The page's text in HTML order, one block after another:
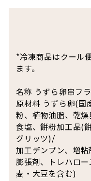
*冷凍商品はクール
ます。
名称 うずら卵串フ
原材料 うずら卵(国
粉、植物油脂、乾燥
食塩、餅粉加工品(
グリッツ)/
加工デンプン、増
膨張剤、トレハロ
麦・大豆を含む)